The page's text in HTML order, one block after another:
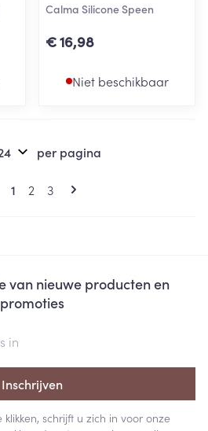
Calma Silicone Speen
€ 16,98
Niet beschikbaar
Pagina's
U lees momenteel pagina
1 Pagina
2 Pagina
3
per pagina
van nieuwe producten en
promoties
Inschrijven
schrijft u zich in voor onze